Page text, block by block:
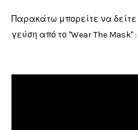
Παρακάτω μπορείτε να
γεύση από το "Wear The Mask" :